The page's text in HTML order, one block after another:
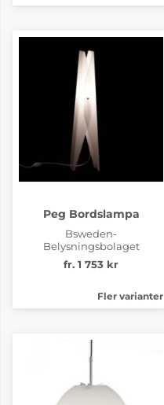
Peg Bordslampa
Bsweden-
Belysningsbolaget
fr. 1 753 kr
Fler varianter